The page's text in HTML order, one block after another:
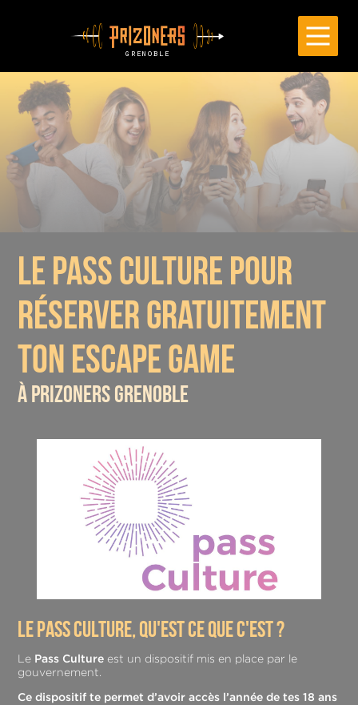
le pass culture pour
réserver gratuitement
ton escape game
à prizoners grenoble
le pass culture, qu'est ce que c'est ?
Le Pass Culture est un dispositif mis en place par le
gouvernement.
Ce dispositif te permet d’avoir accès l’année de tes 18 ans